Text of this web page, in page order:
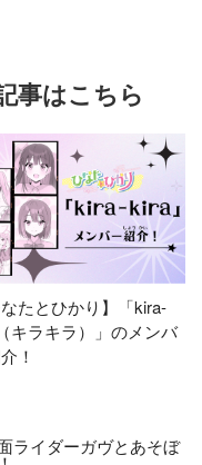
事はこちら
なたとひかり】「kira-
キラキラ）」のメンバ
！